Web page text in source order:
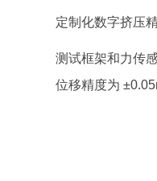
定制化数字挤压
测试框架和力传
位移精度为